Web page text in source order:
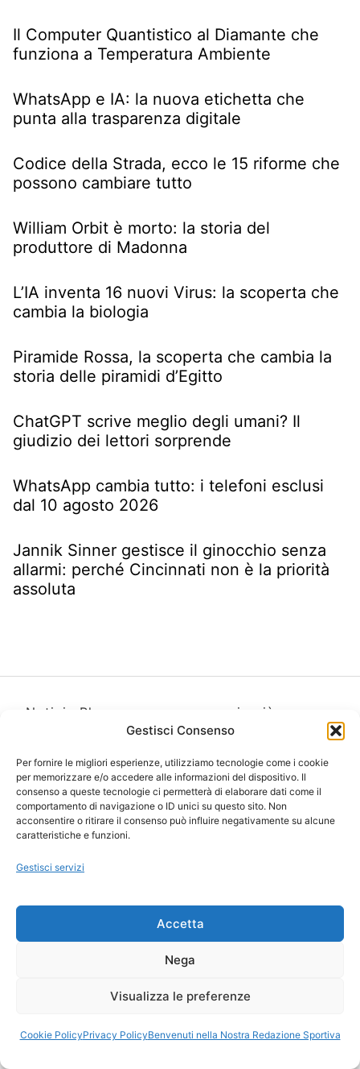
Gestisci Consenso
Per fornire le migliori esperienze, utilizziamo tecnologie come i cookie
per memorizzare e/o accedere alle informazioni del dispositivo. Il
consenso a queste tecnologie ci permetterà di elaborare dati come il
comportamento di navigazione o ID unici su questo sito. Non
acconsentire o ritirare il consenso può influire negativamente su alcune
caratteristiche e funzioni.
Gestisci servizi
Accetta
Nega
Visualizza le preferenze
Cookie PolicyPrivacy PolicyBenvenuti nella Nostra Redazione Sportiva
Il Computer Quantistico al Diamante che
funziona a Temperatura Ambiente
WhatsApp e IA: la nuova etichetta che
punta alla trasparenza digitale
Codice della Strada, ecco le 15 riforme che
possono cambiare tutto
William Orbit è morto: la storia del
produttore di Madonna
L’IA inventa 16 nuovi Virus: la scoperta che
cambia la biologia
Piramide Rossa, la scoperta che cambia la
storia delle piramidi d’Egitto
ChatGPT scrive meglio degli umani? Il
giudizio dei lettori sorprende
WhatsApp cambia tutto: i telefoni esclusi
dal 10 agosto 2026
Jannik Sinner gestisce il ginocchio senza
allarmi: perché Cincinnati non è la priorità
assoluta
Notizie Plus, sempre un passo in più
Zinedine Zidane (Calcio): "Sono orgoglioso di ciò
che ho raggiunto. Ho lavorato duramente, ho
fatto sacrifici e sono molto felice della mia
carriera"
Ora Esatta in Italia in questo momento
Ti Senti Strano Ultimamente? Potrebbe Essere per
Come Sapere Se Stai Ascendendo alla Quinta